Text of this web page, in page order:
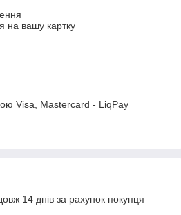
на вашу картку
Visa, Mastercard - LiqPay
14 днів за рахунок покупця